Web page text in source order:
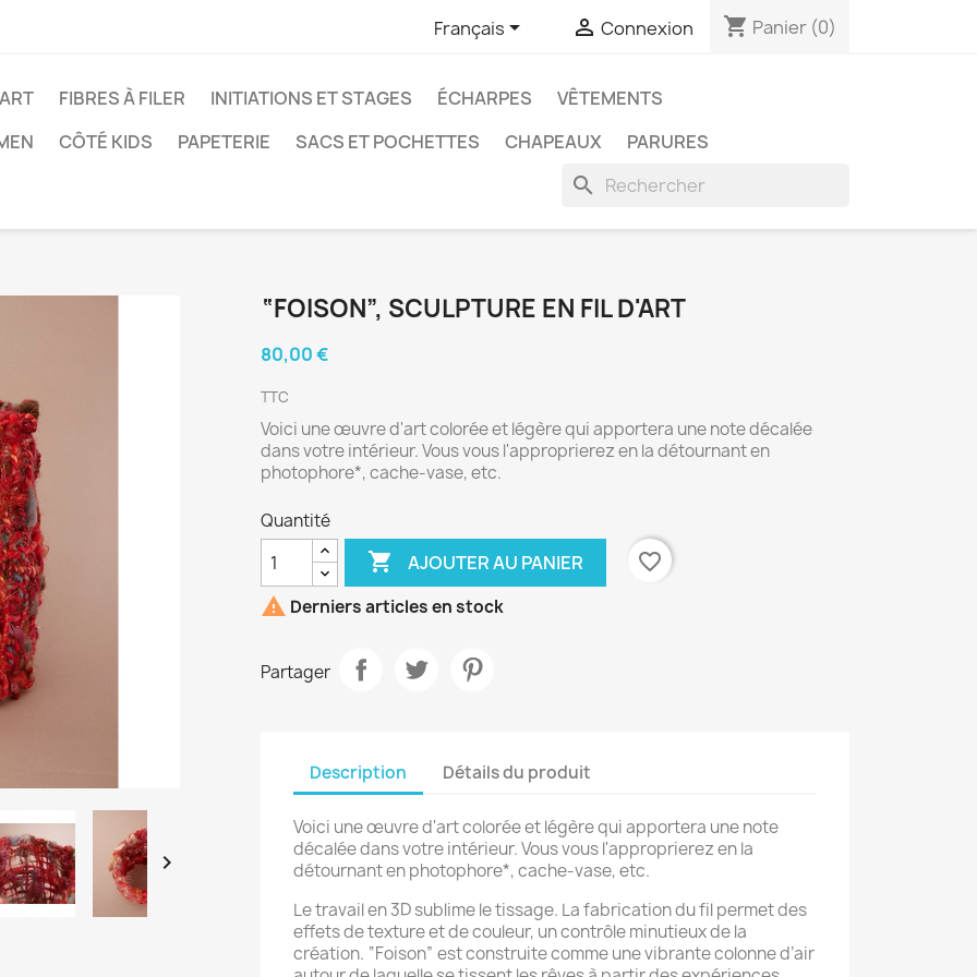
Français  Connexion shopping_cart Panier (0)
FIBRES À FILER INITIATIONS ET STAGES ÉCHARPES
VÊTEMENTS
CÔTÉ KIDS PAPETERIE SACS ET POCHETTES CHAPEAUX PARURES
search

“FOISON”, SCULPTURE EN FIL D'ART
80,00 €
TTC
Voici une œuvre d'art colorée et légère qui apportera une note décalée
dans votre intérieur. Vous vous l'approprierez en la détournant en
photophore*, cache-vase, etc.
Quantité
 AJOUTER AU PANIER
favorite_border
 Derniers articles en stock
Partager
Description Détails du produit
Voici une œuvre d'art colorée et légère qui apportera une note
décalée dans votre intérieur. Vous vous l'approprierez en la
détournant en photophore*, cache-vase, etc.
Le travail en 3D sublime le tissage. La fabrication du fil permet des
effets de texture et de couleur, un contrôle minutieux de la
création. “Foison” est construite comme une vibrante colonne d’air